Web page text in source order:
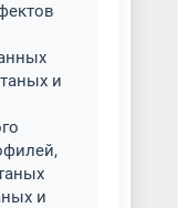
д)
д)
и
и